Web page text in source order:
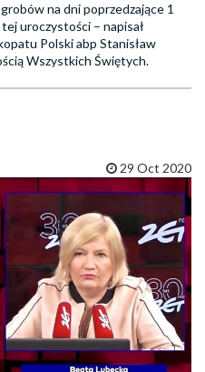
na dni poprzedzające 1
uroczystości – napisał
Polski abp Stanisław
Wszystkich Świętych.
29 Oct 2020